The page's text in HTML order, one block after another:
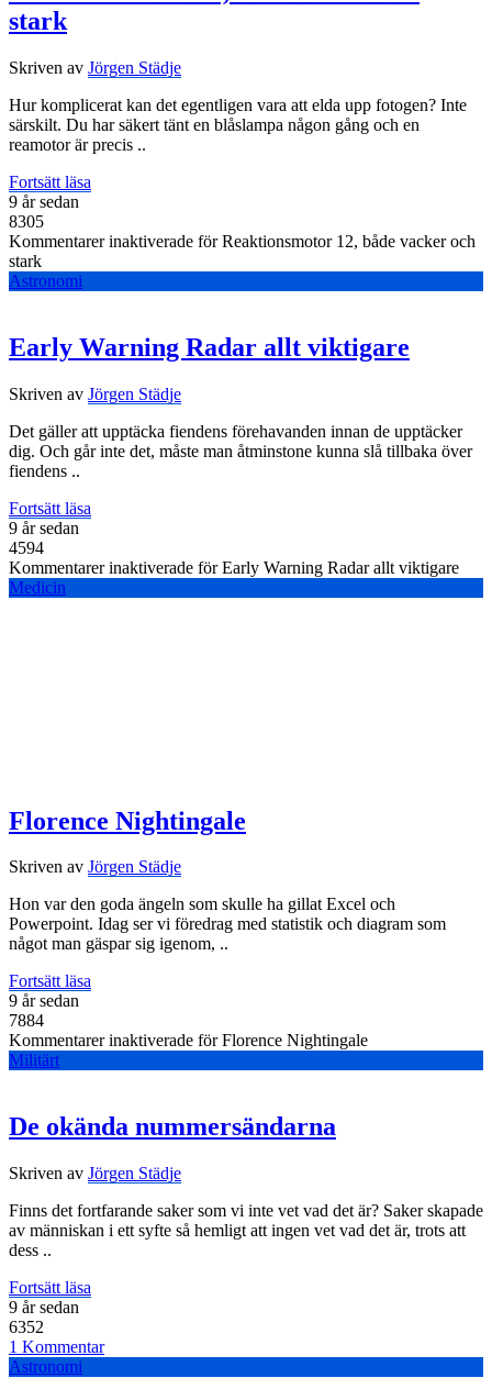
stark
Skriven av Jörgen Städje
Hur komplicerat kan det egentligen vara att elda upp fotogen? Inte
särskilt. Du har säkert tänt en blåslampa någon gång och en
reamotor är precis ..
Fortsätt läsa
9 år sedan
8305
Kommentarer inaktiverade för Reaktionsmotor 12, både vacker och
stark
Astronomi
Early Warning Radar allt viktigare
Skriven av Jörgen Städje
Det gäller att upptäcka fiendens förehavanden innan de upptäcker
dig. Och går inte det, måste man åtminstone kunna slå tillbaka över
fiendens ..
Fortsätt läsa
9 år sedan
4594
Kommentarer inaktiverade för Early Warning Radar allt viktigare
Medicin
Florence Nightingale
Skriven av Jörgen Städje
Hon var den goda ängeln som skulle ha gillat Excel och
Powerpoint. Idag ser vi föredrag med statistik och diagram som
något man gäspar sig igenom, ..
Fortsätt läsa
9 år sedan
7884
Kommentarer inaktiverade för Florence Nightingale
Militärt
De okända nummersändarna
Skriven av Jörgen Städje
Finns det fortfarande saker som vi inte vet vad det är? Saker skapade
av människan i ett syfte så hemligt att ingen vet vad det är, trots att
dess ..
Fortsätt läsa
9 år sedan
6352
1 Kommentar
Astronomi